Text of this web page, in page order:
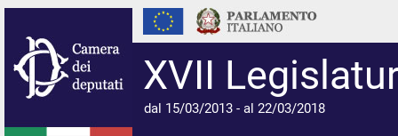
XVII
dal 15/03/2013 - al 22/03/2018